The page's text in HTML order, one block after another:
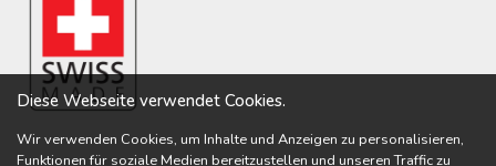
Diese Webseite verwendet Cookies.
Wir verwenden Cookies, um Inhalte und Anzeigen zu personalisieren,
Funktionen für soziale Medien bereitzustellen und unseren Traffic zu